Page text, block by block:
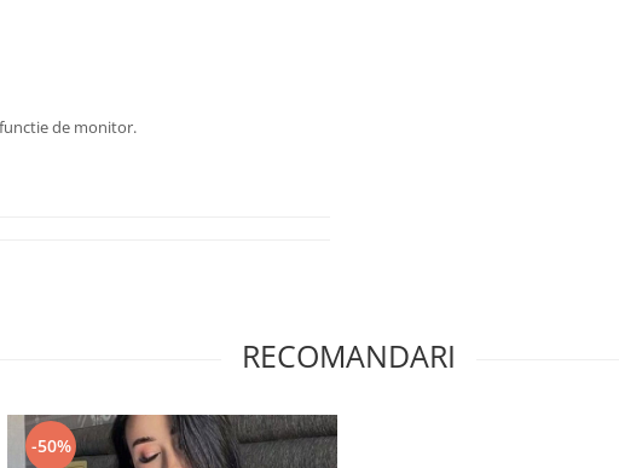
de monitor.
RECOMANDARI
-50%